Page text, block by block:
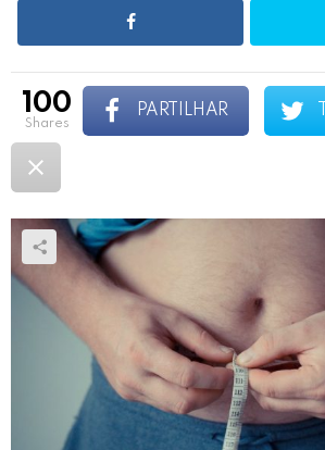
100
shares
PARTILHAR